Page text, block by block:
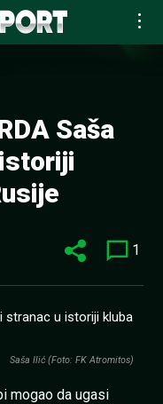
Saša
1
Saša Ilić (Foto: FK Atromitos)
mogao da ugasi